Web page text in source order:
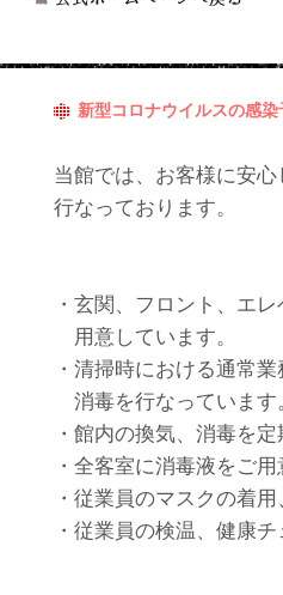
新型コロナウイルスの感
当館では、お客様に安
行なっております。
・玄関、フロント、エ
用意しています。
・清掃時における通常
消毒を行なっています
・館内の換気、消毒を
・全客室に消毒液をご用
・従業員のマスクの着
・従業員の検温、健康チ